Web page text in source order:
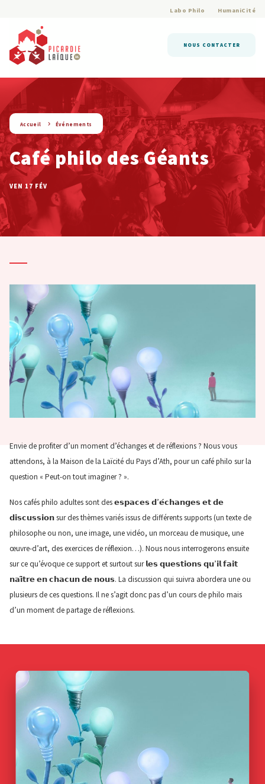
Labo Philo HumaniCité
NOUS CONTACTER
string(9) « evenement »
Accueil Événements
Café philo des Géants
VEN 17 FÉV
Envie de profiter d’un moment d’échanges et de réflexions ? Nous vous
attendons, à la Maison de la Laïcité du Pays d’Ath, pour un café philo sur la
question « Peut-on tout imaginer ? ».
Nos cafés philo adultes sont des 𝗲𝘀𝗽𝗮𝗰𝗲𝘀 𝗱’𝗲́𝗰𝗵𝗮𝗻𝗴𝗲𝘀 𝗲𝘁 𝗱𝗲
𝗱𝗶𝘀𝗰𝘂𝘀𝘀𝗶𝗼𝗻 sur des thèmes variés issus de différents supports (un texte de
philosophe ou non, une image, une vidéo, un morceau de musique, une
œuvre-d’art, des exercices de réflexion…). Nous nous interrogerons ensuite
sur ce qu’évoque ce support et surtout sur 𝗹𝗲𝘀 𝗾𝘂𝗲𝘀𝘁𝗶𝗼𝗻𝘀 𝗾𝘂’𝗶𝗹 𝗳𝗮𝗶𝘁
𝗻𝗮𝗶̂𝘁𝗿𝗲 𝗲𝗻 𝗰𝗵𝗮𝗰𝘂𝗻 𝗱𝗲 𝗻𝗼𝘂𝘀. La discussion qui suivra abordera une ou
plusieurs de ces questions. Il ne s’agit donc pas d’un cours de philo mais
d’un moment de partage de réflexions.